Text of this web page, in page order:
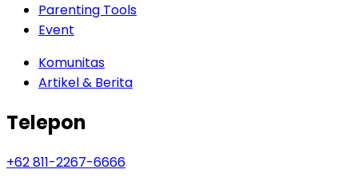
Parenting Tools
Event
Komunitas
Artikel & Berita
Telepon
+62 811-2267-6666